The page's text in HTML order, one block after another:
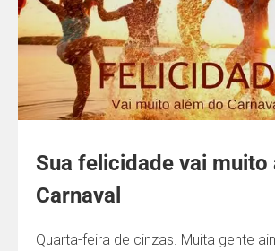
Sua felicidade vai muito
Carnaval
Quarta-feira de cinzas. Muita gente